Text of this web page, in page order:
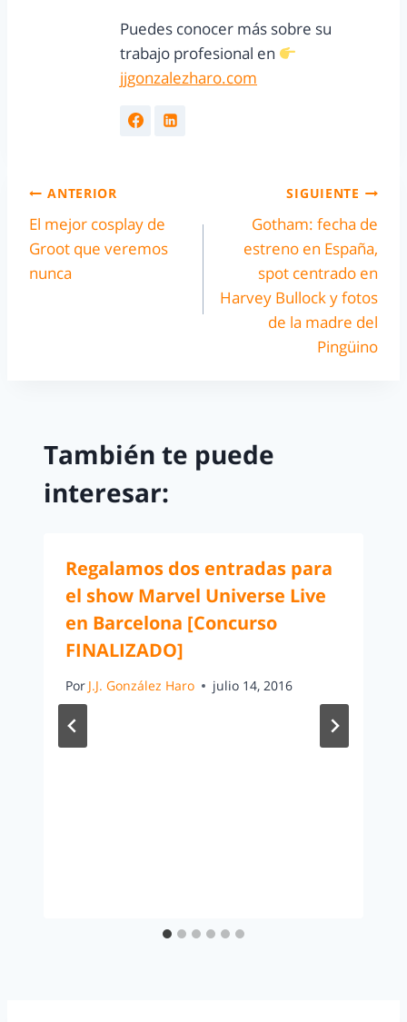
Puedes conocer más sobre su
trabajo profesional en
jjgonzalezharo.com
ANTERIOR
El mejor cosplay de
Groot que veremos
nunca
SIGUIENTE
Gotham: fecha de
estreno en España,
spot centrado en
Harvey Bullock y fotos
de la madre del
Pingüino
También te puede
interesar:
Regalamos dos entradas para
el show Marvel Universe Live
en Barcelona [Concurso
FINALIZADO]
Por J.J. González Haro julio 14, 2016